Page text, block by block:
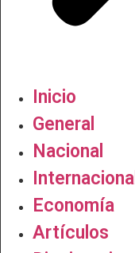
Inicio
General
Nacional
Internacional
Economía
Artículos